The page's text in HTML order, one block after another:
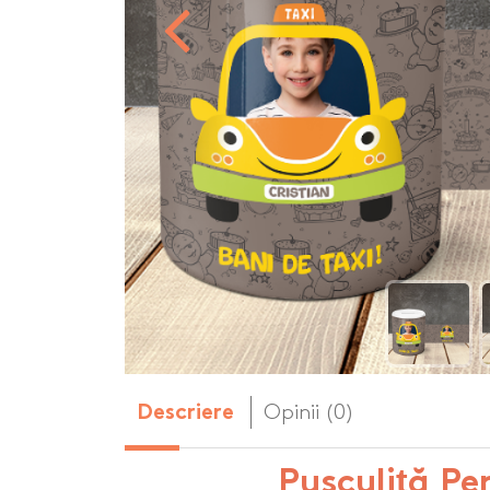
Body-uri copii personalizate
Brelocuri personalizate
Brichete personalizate
Briceag personalizat
Dop
de vin
Dozatoare de
personalizate
Genti de plaja
Genti sport
Ghiozdane
Halbe de bere
Huse
Descriere Opinii (0)